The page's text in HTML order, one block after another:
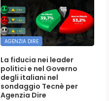
AGENZIA DIRE
La fiducia nei leader
politici e nel Governo
degli italiani nel
sondaggio Tecnè per
Agenzia Dire